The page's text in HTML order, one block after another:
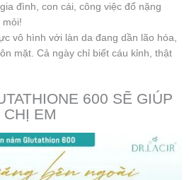
đình, con cái, công việc đổ nặng
mỏi!
vô hình với làn da đang dần lão hóa,
mặt. Cả ngày chỉ biết cáu kỉnh, thật
600 SẼ GIÚP
CHỊ EM